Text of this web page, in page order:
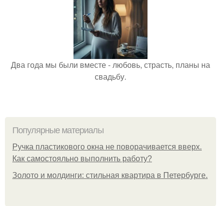
Два года мы были вместе - любовь, страсть, планы на
свадьбу.
Популярные материалы
Ручка пластикового окна не поворачивается вверх.
Как самостояльно выполнить работу?
Золото и молдинги: стильная квартира в Петербурге.